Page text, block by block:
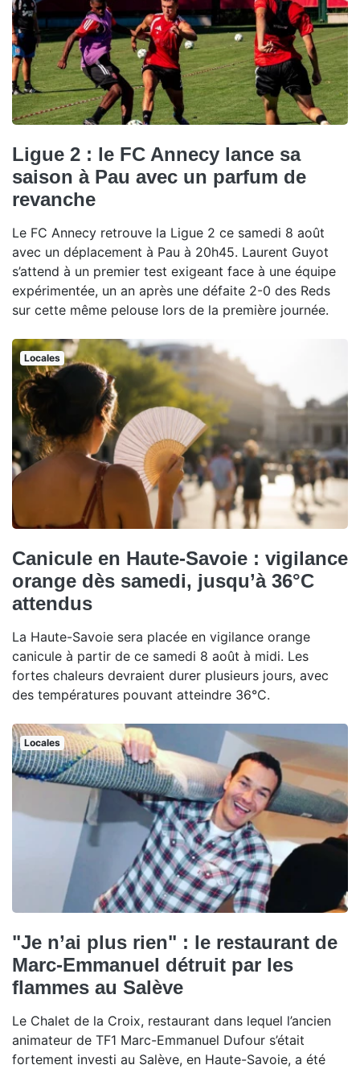
Ligue 2 : le FC Annecy lance sa
saison à Pau avec un parfum de
revanche
Le FC Annecy retrouve la Ligue 2 ce samedi 8 août
avec un déplacement à Pau à 20h45. Laurent Guyot
s’attend à un premier test exigeant face à une équipe
expérimentée, un an après une défaite 2-0 des Reds
sur cette même pelouse lors de la première journée.
Locales
Canicule en Haute-Savoie : vigilance
orange dès samedi, jusqu’à 36°C
attendus
La Haute-Savoie sera placée en vigilance orange
canicule à partir de ce samedi 8 août à midi. Les
fortes chaleurs devraient durer plusieurs jours, avec
des températures pouvant atteindre 36°C.
Locales
"Je n’ai plus rien" : le restaurant de
Marc-Emmanuel détruit par les
flammes au Salève
Le Chalet de la Croix, restaurant dans lequel l’ancien
animateur de TF1 Marc-Emmanuel Dufour s’était
fortement investi au Salève, en Haute-Savoie, a été